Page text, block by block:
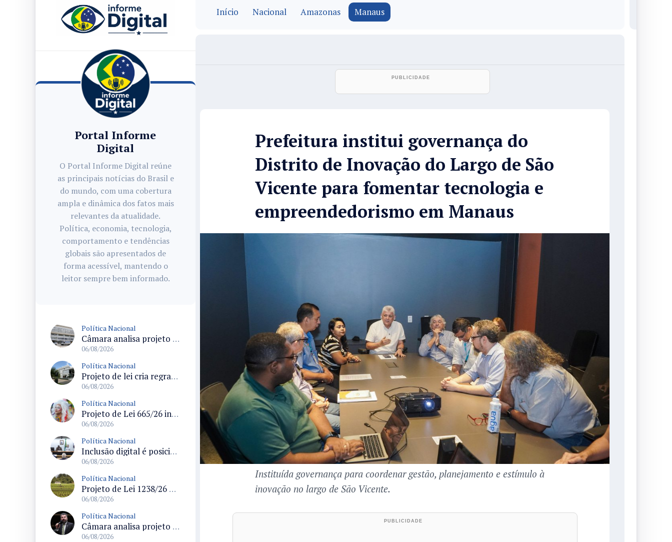
Portal Informe
Digital
O Portal Informe Digital reúne
as principais notícias do Brasil e
do mundo, com uma cobertura
ampla e dinâmica dos fatos mais
relevantes da atualidade.
Política, economia, tecnologia,
comportamento e tendências
globais são apresentados de
forma acessível, mantendo o
leitor sempre bem informado.
Política Nacional
Câmara analisa projeto que cria Política Nacional de Qualificação e Valorização da Preceptoria na Residência Médica
06/08/2026
Política Nacional
Projeto de lei cria regras para punir litigância abusiva reversa e integrar sistemas do Judiciário
06/08/2026
Política Nacional
Projeto de Lei 665/26 institui política nacional para prevenção ao transfeminicídio e prevê medidas de proteção e reparação
06/08/2026
Política Nacional
Inclusão digital é posicionada como pilar essencial da reurbanização de favelas e periferias
06/08/2026
Política Nacional
Projeto de Lei 1238/26 propõe validação automática do Cadastro Ambiental Rural para imóveis de até quatro módulos fiscais
06/08/2026
Política Nacional
Câmara analisa projeto que autoriza policiais civis embarcarem armados em aeronaves civis mediante regras
06/08/2026
Início Nacional Amazonas Manaus
Prefeitura institui governança do
Distrito de Inovação do Largo de São
Vicente para fomentar tecnologia e
empreendedorismo em Manaus
Instituída governança para coordenar gestão, planejamento e estímulo à
inovação no largo de São Vicente.